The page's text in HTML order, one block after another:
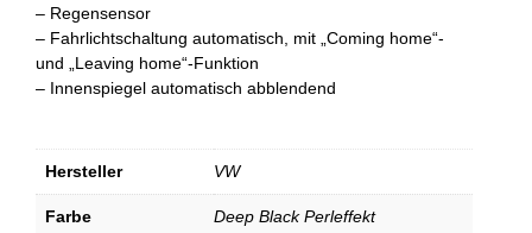
– Regensensor
– Fahrlichtschaltung automatisch, mit „Coming home“-
und „Leaving home“-Funktion
– Innenspiegel automatisch abblendend
Hersteller VW
Farbe Deep Black Perleffekt